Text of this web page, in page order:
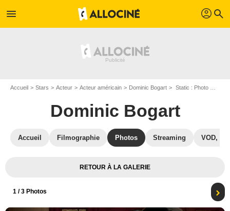
menu profil search
Accueil Stars Acteur Acteur américain Dominic Bogart Static : Photo Milo Ventimiglia, Dominic Bogart, Sarah Shahi
Dominic Bogart
Accueil Filmographie Photos Streaming VOD,
RETOUR À LA GALERIE
1 / 3 Photos